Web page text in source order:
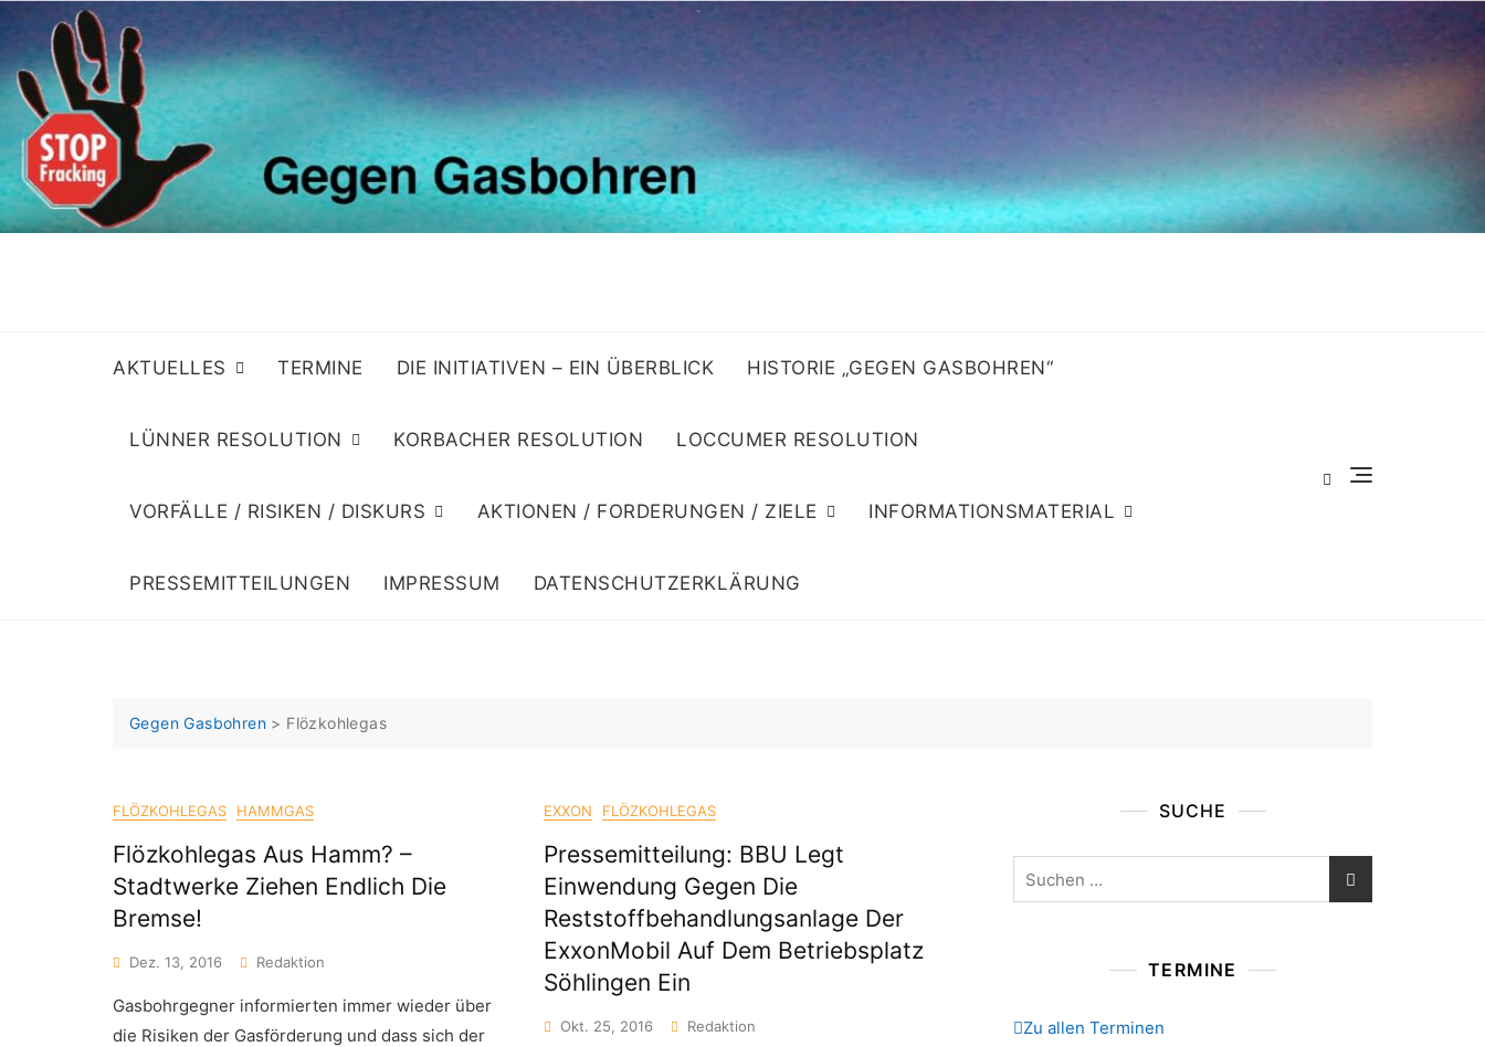
content
AKTUELLES TERMINE DIE INITIATIVEN – EIN ÜBERBLICK HISTORIE „GEGEN GASBOHREN“
LÜNNER RESOLUTION KORBACHER RESOLUTION LOCCUMER RESOLUTION
VORFÄLLE / RISIKEN / DISKURS AKTIONEN / FORDERUNGEN / ZIELE INFORMATIONSMATERIAL
PRESSEMITTEILUNGEN IMPRESSUM DATENSCHUTZERKLÄRUNG
Gegen Gasbohren > Flözkohlegas
FLÖZKOHLEGAS HAMMGAS
Flözkohlegas Aus Hamm? –
Stadtwerke Ziehen Endlich Die
Bremse!
Dez. 13, 2016 Redaktion
Gasbohrgegner informierten immer wieder über
die Risiken der Gasförderung und dass sich der
EXXON FLÖZKOHLEGAS
Pressemitteilung: BBU Legt
Einwendung Gegen Die
Reststoffbehandlungsanlage Der
ExxonMobil Auf Dem Betriebsplatz
Söhlingen Ein
Okt. 25, 2016 Redaktion
SUCHE
TERMINE
Zu allen Terminen